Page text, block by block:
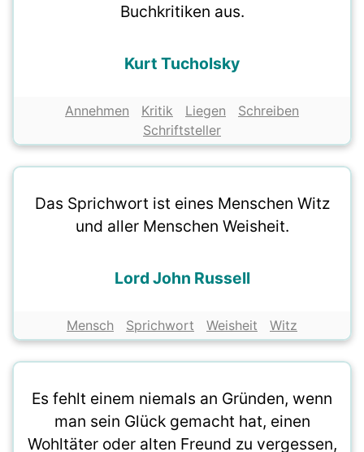
Buchkritiken aus.
Kurt Tucholsky
Annehmen Kritik Liegen
Schreiben
Schriftsteller
Das Sprichwort ist eines Menschen Witz
und aller Menschen Weisheit.
Lord John Russell
Mensch Sprichwort Weisheit Witz
Es fehlt einem niemals an Gründen, wenn
man sein Glück gemacht hat, einen
Wohltäter oder alten Freund zu vergessen,